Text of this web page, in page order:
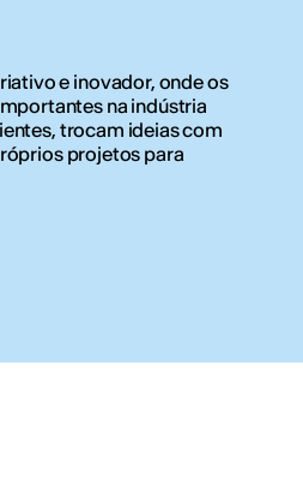
e inovador, onde os
na indústria
trocam ideias com
projetos para